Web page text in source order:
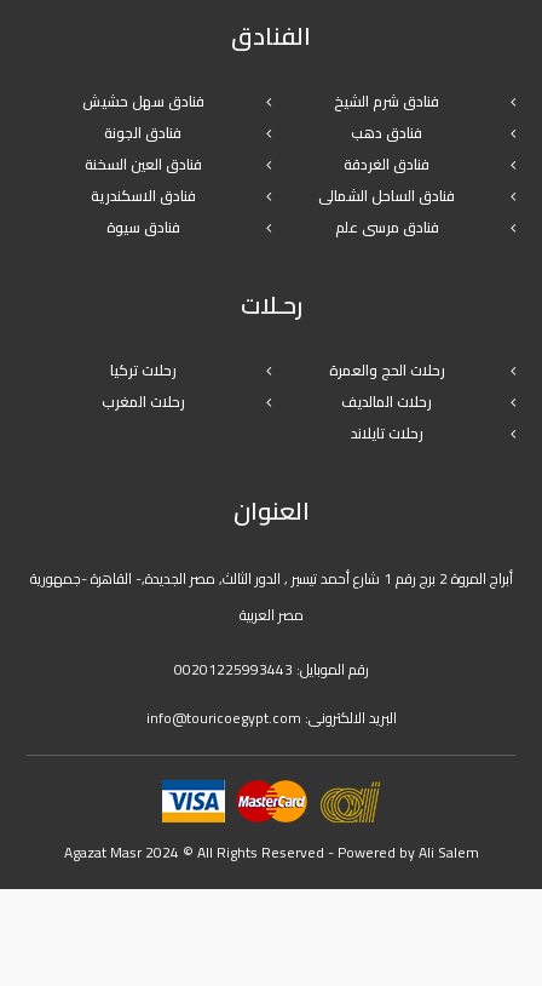
الفنادق
فنادق شرم الشيخ
فنادق سهل حشيش
فنادق دهب
فنادق الجونة
فنادق الغردقة
فنادق العين السخنة
فنادق الساحل الشمالى
فنادق الاسكندرية
فنادق مرسى علم
فنادق سيوة
رحـلات
رحلات الحج والعمرة
رحلات تركيا
رحلات المالديف
رحلات المغرب
رحلات تايلاند
العنوان
أبراج المروة 2 برج رقم 1 شارع أحمد تيسير , الدور الثالث, مصر الجديدة,- القاهرة -جمهورية
مصر العربية
رقم الموبايل: 00201225993443
البريد الالكترونى: info@touricoegypt.com
Agazat Masr 2024 © All Rights Reserved - Powered byAli Salem